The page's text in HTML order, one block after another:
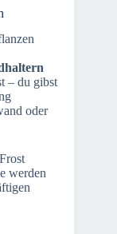
– du gibst
oder
werden